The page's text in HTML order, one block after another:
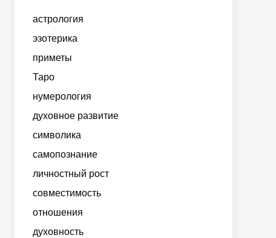
астрология
эзотерика
приметы
Таро
нумерология
духовное развитие
символика
самопознание
личностный рост
совместимость
отношения
духовность